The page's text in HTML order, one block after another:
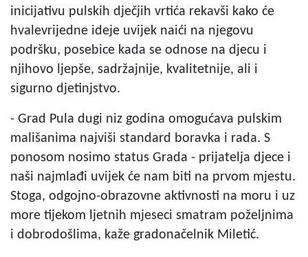
inicijativu pulskih dječjih vrtića rekavši kako će
hvalevrijedne ideje uvijek naići na njegovu
podršku, posebice kada se odnose na djecu i
njihovo ljepše, sadržajnije, kvalitetnije, ali i
sigurno djetinjstvo.
- Grad Pula dugi niz godina omogućava pulskim
mališanima najviši standard boravka i rada. S
ponosom nosimo status Grada - prijatelja djece i
naši najmlađi uvijek će nam biti na prvom mjestu.
Stoga, odgojno-obrazovne aktivnosti na moru i uz
more tijekom ljetnih mjeseci smatram poželjnima
i dobrodošlima, kaže gradonačelnik Miletić.